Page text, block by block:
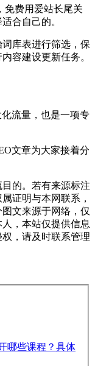
免费用爱站长尾关
合自己的。
库表进行筛选，保
容建设更新任务。
流量，也是一项专
文章为大家接着分
的。若有来源标注
证明与本网联系，
文来源于网络，仅
，本站仅提供信息
，请及时联系管理
哪些课程？具体